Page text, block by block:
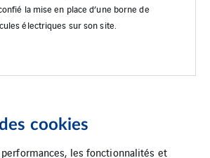
la mise en place d’une borne de
électriques sur son site.
cookies
les fonctionnalités et